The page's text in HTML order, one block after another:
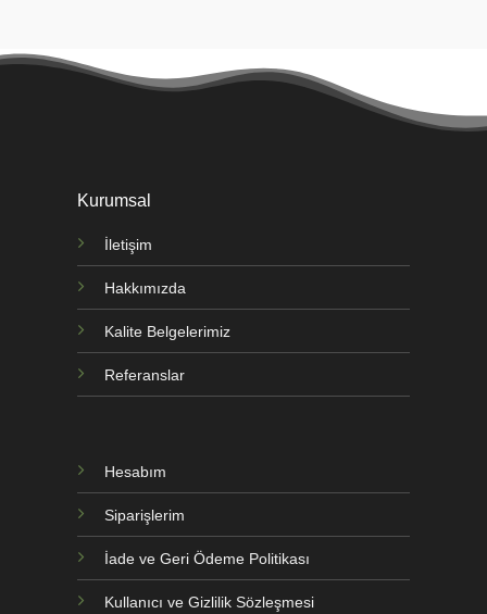
Kurumsal
İletişim
Hakkımızda
Kalite Belgelerimiz
Referanslar
Hesabım
Siparişlerim
İade ve Geri Ödeme Politikası
Kullanıcı ve Gizlilik Sözleşmesi